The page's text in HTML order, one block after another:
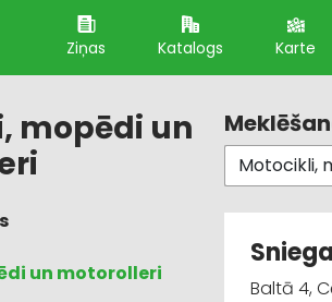
Ziņas Katalogs Karte
mopēdi un
un motorolleri
Baltā 4,